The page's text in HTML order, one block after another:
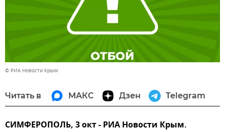
© РИА Новости Крым
Читать в МАКС Дзен Telegram
СИМФЕРОПОЛЬ, 3 окт - РИА Новости Крым.